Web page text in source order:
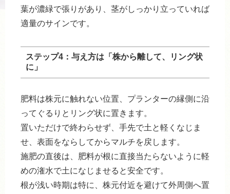
葉が濃緑で張りがあり、茎がしっかり立っていれば
適量のサインです。
ステップ4：与え方は「株から離して、リング状
に」
肥料は株元に触れない位置、プランターの縁側に沿
ってぐるりとリング状に置きます。
置いただけで終わらせず、手先で土と軽くなじま
せ、表面をならしてからマルチを戻します。
施肥の直後は、肥料が根に直接当たらないように軽
めの潅水で土になじませると安全です。
根が浅い時期は特に、株元付近を避けて外周側へ置